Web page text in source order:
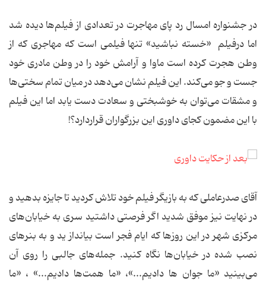
در جشنواره امسال رد پای مهاجرت در تعدادی از فیلم‌ها دیده شد
اما درفیلم «خسته نباشید» تنها فیلمی است که مهاجری که از
وطن هجرت کرده است ماوا و آرامش خود را در وطن مادری خود
جست و جو می‌کند. این فیلم نشان می‌دهد در میان تمام سختی‌ها
و مشقات‌ می‌توان به خوشبختی و سعادت دست یابد اما این فیلم
با این مضمون کجای داوری این بزرگواران قراردارد؟!
آقای صدرعاملی که به بازیگر فیلم خود تلاش کردید تا جایزه بدهید و
در نهایت نیز موفق شدید اگر فرصتی داشتید سری به خیابان‌های
مرکزی شهر در این روزها که ایام فجر است بیانداز ید و به بنرهای
نصب شده در خیابان‌ها نگاه کنید. جمله‌های جالبی را روی آن
می‌بینید «ما جوان ها دادیم...»، «ما همت‌ها دادیم...» ، «ما